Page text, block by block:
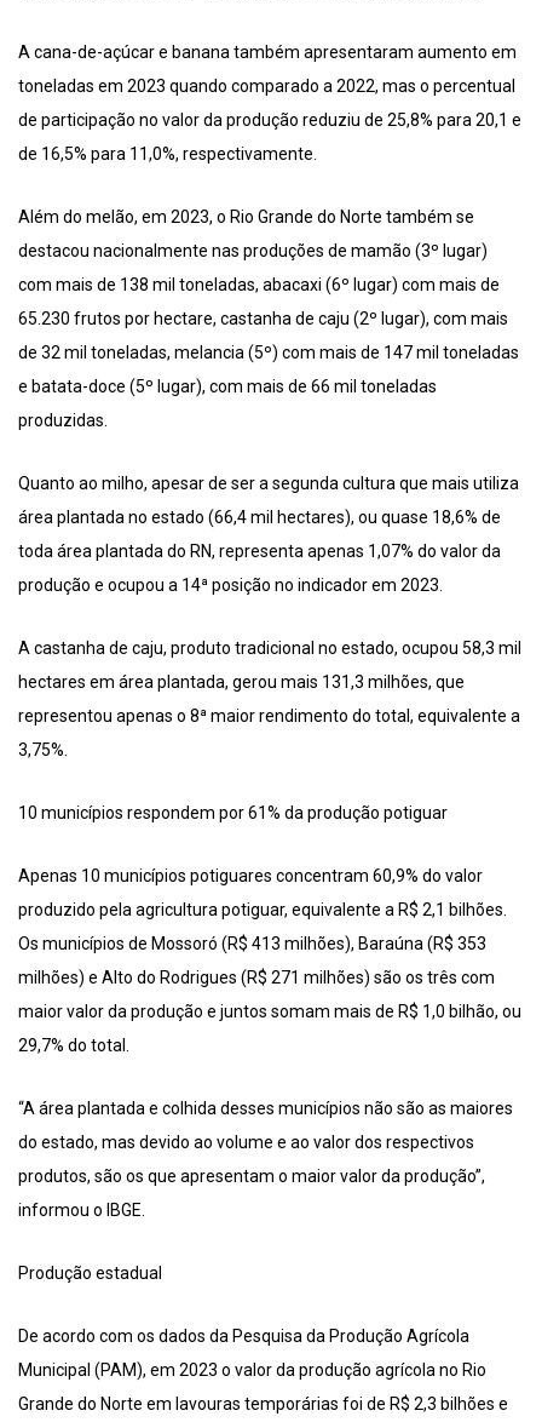
A cana-de-açúcar e banana também apresentaram aumento em
toneladas em 2023 quando comparado a 2022, mas o percentual
de participação no valor da produção reduziu de 25,8% para 20,1 e
de 16,5% para 11,0%, respectivamente.
Além do melão, em 2023, o Rio Grande do Norte também se
destacou nacionalmente nas produções de mamão (3º lugar)
com mais de 138 mil toneladas, abacaxi (6º lugar) com mais de
65.230 frutos por hectare, castanha de caju (2º lugar), com mais
de 32 mil toneladas, melancia (5º) com mais de 147 mil toneladas
e batata-doce (5º lugar), com mais de 66 mil toneladas
produzidas.
Quanto ao milho, apesar de ser a segunda cultura que mais utiliza
área plantada no estado (66,4 mil hectares), ou quase 18,6% de
toda área plantada do RN, representa apenas 1,07% do valor da
produção e ocupou a 14ª posição no indicador em 2023.
A castanha de caju, produto tradicional no estado, ocupou 58,3 mil
hectares em área plantada, gerou mais 131,3 milhões, que
representou apenas o 8ª maior rendimento do total, equivalente a
3,75%.
10 municípios respondem por 61% da produção potiguar
Apenas 10 municípios potiguares concentram 60,9% do valor
produzido pela agricultura potiguar, equivalente a R$ 2,1 bilhões.
Os municípios de Mossoró (R$ 413 milhões), Baraúna (R$ 353
milhões) e Alto do Rodrigues (R$ 271 milhões) são os três com
maior valor da produção e juntos somam mais de R$ 1,0 bilhão, ou
29,7% do total.
“A área plantada e colhida desses municípios não são as maiores
do estado, mas devido ao volume e ao valor dos respectivos
produtos, são os que apresentam o maior valor da produção”,
informou o IBGE.
Produção estadual
De acordo com os dados da Pesquisa da Produção Agrícola
Municipal (PAM), em 2023 o valor da produção agrícola no Rio
Grande do Norte em lavouras temporárias foi de R$ 2,3 bilhões e